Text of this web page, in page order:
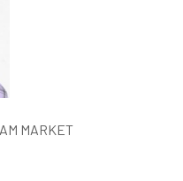
MARKET